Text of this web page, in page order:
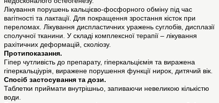
Лікування порушень кальцієво-фосфорного обміну під час
вагітності та лактації. Для покращення зростання кісток при
переломах. Лікування диспластичних уражень суглобів, дисплазії
сполучної тканини. У складі комплексної терапії – лікування
рахітичних деформацій, сколіозу.
Протипоказання.
Гіпер чутливість до препарату, гіперкальціємія та виражена
гіперкальціурія, виражене порушення функції нирок, дитячий вік.
Спосіб застосування та дози.
Таблетки приймати внутрішньо, запиваючи невеликою кількістю
води.